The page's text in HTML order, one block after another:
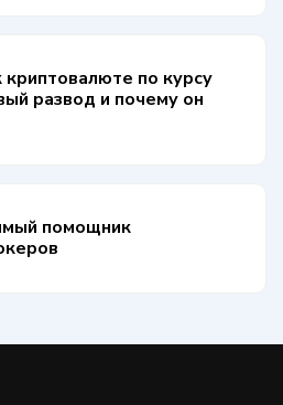
по курсу
развод и почему он
помощник